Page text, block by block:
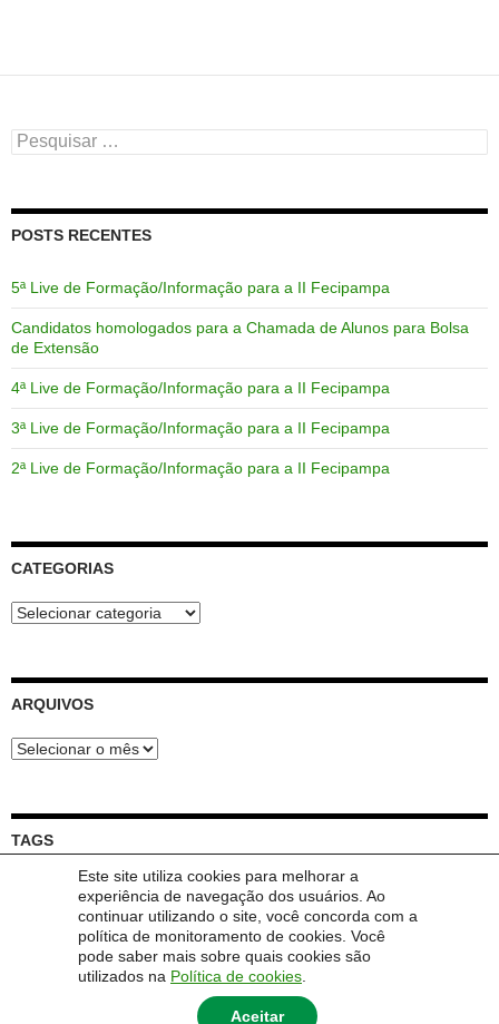
Este site utiliza cookies para melhorar a
experiência de navegação dos usuários. Ao
continuar utilizando o site, você concorda com a
política de monitoramento de cookies. Você
pode saber mais sobre quais cookies são
utilizados na Política de cookies
Aceitar
Pesquisar
por:
POSTS RECENTES
5ª Live de Formação/Informação para a II Fecipampa
Candidatos homologados para a Chamada de Alunos para Bolsa
de Extensão
4ª Live de Formação/Informação para a II Fecipampa
3ª Live de Formação/Informação para a II Fecipampa
2ª Live de Formação/Informação para a II Fecipampa
CATEGORIAS
Categorias
ARQUIVOS
Arquivos
TAGS
Chamada Circular Convite Dúvida Encomenda Feira
Inscrição Integradora Lançamento Live Reunião
Trabalho